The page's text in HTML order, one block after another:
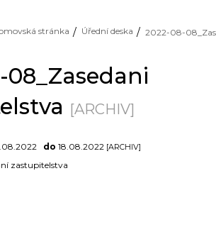
stránka Úřední deska
08_Zasedani
[ARCHIV]
do 18.08.2022 [ARCHIV]
zastupitelstva